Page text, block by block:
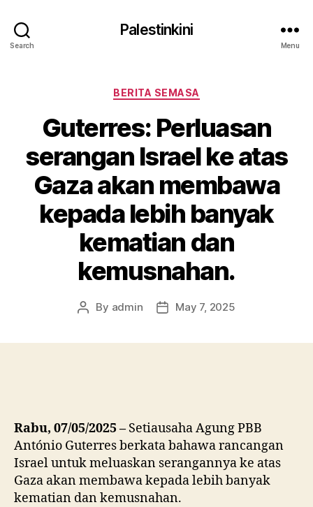
Search
Palestinkini
Menu
Categories
BERITA SEMASA
Guterres: Perluasan
serangan Israel ke atas
Gaza akan membawa
kepada lebih banyak
kematian dan
kemusnahan.
Post
By admin
PostMay 7, 2025
Rabu, 07/05/2025 – Setiausaha Agung PBB
António Guterres berkata bahawa rancangan
Israel untuk meluaskan serangannya ke atas
Gaza akan membawa kepada lebih banyak
kematian dan kemusnahan.